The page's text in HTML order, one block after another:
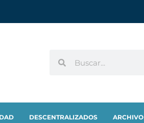
DESCENTRALIZADOS ARCHIVO